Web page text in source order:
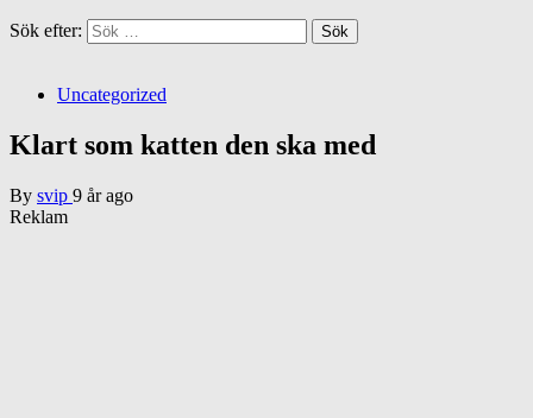
Sök efter:
Uncategorized
Klart som katten den ska med
By svip 9 år ago
Reklam